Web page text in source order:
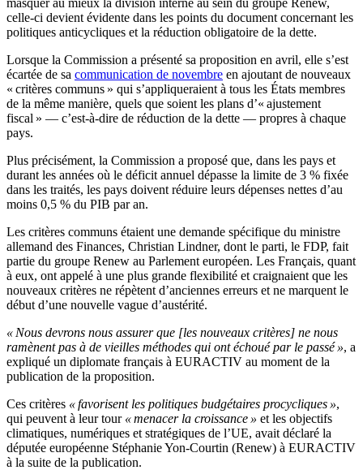
masquer au mieux la division interne au sein du groupe Renew,
celle-ci devient évidente dans les points du document concernant les
politiques anticycliques et la réduction obligatoire de la dette.
Lorsque la Commission a présenté sa proposition en avril, elle s’est
écartée de sa communication de novembre en ajoutant de nouveaux
« critères communs » qui s’appliqueraient à tous les États membres
de la même manière, quels que soient les plans d’« ajustement
fiscal » — c’est-à-dire de réduction de la dette — propres à chaque
pays.
Plus précisément, la Commission a proposé que, dans les pays et
durant les années où le déficit annuel dépasse la limite de 3 % fixée
dans les traités, les pays doivent réduire leurs dépenses nettes d’au
moins 0,5 % du PIB par an.
Les critères communs étaient une demande spécifique du ministre
allemand des Finances, Christian Lindner, dont le parti, le FDP, fait
partie du groupe Renew au Parlement européen. Les Français, quant
à eux, ont appelé à une plus grande flexibilité et craignaient que les
nouveaux critères ne répètent d’anciennes erreurs et ne marquent le
début d’une nouvelle vague d’austérité.
« Nous devrons nous assurer que [les nouveaux critères] ne nous
ramènent pas à de vieilles méthodes qui ont échoué par le passé », a
expliqué un diplomate français à EURACTIV au moment de la
publication de la proposition.
Ces critères « favorisent les politiques budgétaires procycliques »,
qui peuvent à leur tour « menacer la croissance » et les objectifs
climatiques, numériques et stratégiques de l’UE, avait déclaré la
députée européenne Stéphanie Yon-Courtin (Renew) à EURACTIV
à la suite de la publication.